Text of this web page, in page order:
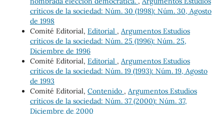
críticos de la sociedad: Núm. 30 (1998): Núm. 30, Agosto
de 1998
Comité Editorial, Editorial , Argumentos Estudios
críticos de la sociedad: Núm. 25 (1996): Núm. 25,
Diciembre de 1996
Comité Editorial, Editorial , Argumentos Estudios
críticos de la sociedad: Núm. 19 (1993): Núm. 19, Agosto
de 1993
Comité Editorial, Contenido , Argumentos Estudios
críticos de la sociedad: Núm. 37 (2000): Núm. 37,
Diciembre de 2000